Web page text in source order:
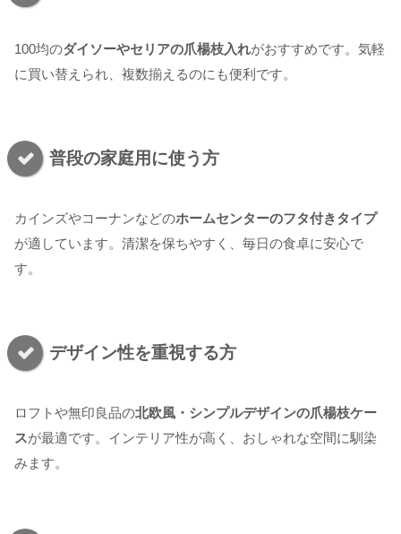
100均のダイソーやセリアの爪楊枝入れがおすすめです。気軽
に買い替えられ、複数揃えるのにも便利です。
普段の家庭用に使う方
カインズやコーナンなどのホームセンターのフタ付きタイプ
が適しています。清潔を保ちやすく、毎日の食卓に安心で
す。
デザイン性を重視する方
ロフトや無印良品の北欧風・シンプルデザインの爪楊枝ケー
スが最適です。インテリア性が高く、おしゃれな空間に馴染
みます。